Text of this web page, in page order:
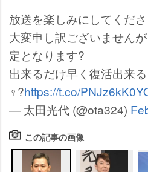
放送を楽しみにしてくだ
大変申し訳ございません
定となります?
出来るだけ早く復活出来
♀?https://t.co/
— 太田光代 (@ota324)
この記事の画像